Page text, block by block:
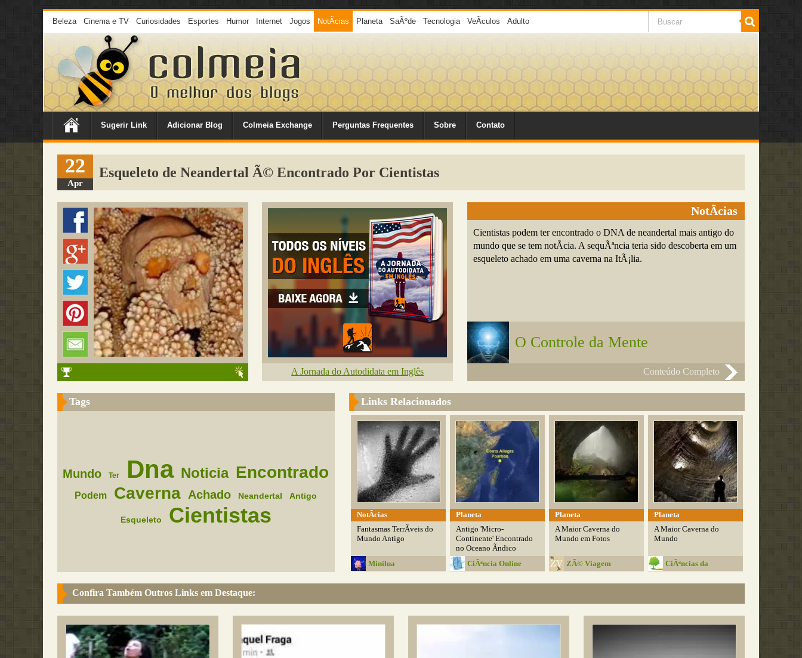
Beleza Cinema e TV Curiosidades Esportes Humor Internet Jogos NotÃ­cias Planeta SaÃºde Tecnologia VeÃ­culos Adulto
Sugerir Link Adicionar Blog Colmeia Exchange Perguntas Frequentes Sobre Contato
22
Apr
Esqueleto de Neandertal Ã© Encontrado Por Cientistas
A Jornada do Autodidata em Inglês
NotÃ­cias
Cientistas podem ter encontrado o DNA de neandertal mais antigo do
mundo que se tem notÃ­cia. A sequÃªncia teria sido descoberta em um
esqueleto achado em uma caverna na ItÃ¡lia.
O Controle da Mente
Conteúdo Completo
Tags
Mundo Ter Dna Noticia Encontrado
Podem Caverna Achado Neandertal Antigo
Esqueleto Cientistas
Links Relacionados
NotÃ­cias
Fantasmas TerrÃ­veis do
Mundo Antigo
Minilua
Planeta
Antigo 'Micro-
Continente' Encontrado
no Oceano Ãndico
CiÃªncia Online
Planeta
A Maior Caverna do
Mundo em Fotos
ZÃ© Viagem
Planeta
A Maior Caverna do
Mundo
CiÃªncias da
Confira Também Outros Links em Destaque: